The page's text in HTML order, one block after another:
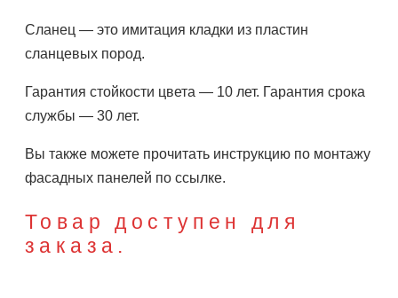
Сланец — это имитация кладки из пластин
сланцевых пород.
Гарантия стойкости цвета — 10 лет. Гарантия срока
службы — 30 лет.
Вы также можете прочитать инструкцию по монтажу
фасадных панелей по ссылке.
Товар доступен для
заказа.